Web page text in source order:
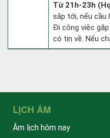
Từ 21h-23h
sắp tới, nếu cầu
Đi công việc
có tin về. Nếu
LỊCH ÂM
Âm lịch hôm nay